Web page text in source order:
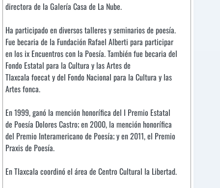
directora de la Galería Casa de La Nube.
Ha participado en diversos talleres y seminarios de poesía.
Fue becaria de la Fundación Rafael Alberti para participar
en los ix Encuentros con la Poesía. También fue becaria del
Fondo Estatal para la Cultura y las Artes de
Tlaxcala foecat y del Fondo Nacional para la Cultura y las
Artes fonca.
En 1999, ganó la mención honorífica del I Premio Estatal
de Poesía Dolores Castro; en 2000, la mención honorífica
del Premio Interamericano de Poesía; y en 2011, el Premio
Praxis de Poesía.
En Tlaxcala coordinó el área de Centro Cultural la Libertad.